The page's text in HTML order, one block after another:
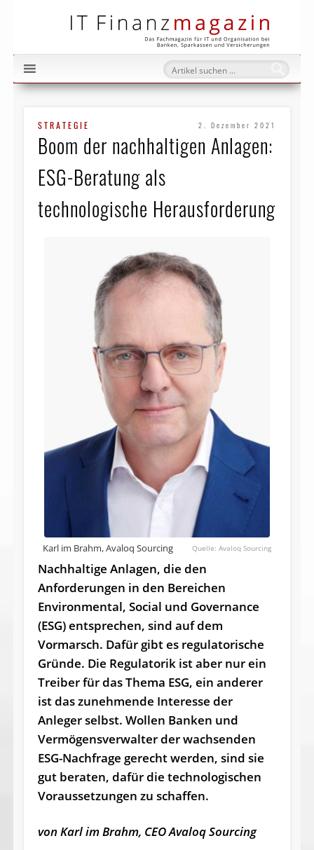
STRATEGIE 2. Dezember 2021
Boom der nachhaltigen Anlagen:
ESG-Beratung als
technologische Herausforderung
Karl im Brahm, Avaloq Sourcing Avaloq Sourcing
Nachhaltige Anlagen, die den
Anforderungen in den Bereichen
Environmental, Social und Governance
(ESG) entsprechen, sind auf dem
Vormarsch. Dafür gibt es regulatorische
Gründe. Die Regulatorik ist aber nur ein
Treiber für das Thema ESG, ein anderer
ist das zunehmende Interesse der
Anleger selbst. Wollen Banken und
Vermögensverwalter der wachsenden
ESG-Nachfrage gerecht werden, sind sie
gut beraten, dafür die technologischen
Voraussetzungen zu schaffen.
von Karl im Brahm, CEO Avaloq Sourcing